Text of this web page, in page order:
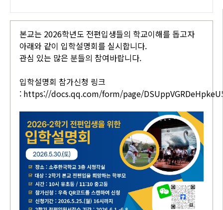
본교는 2026학년도 전편입생들의 학교이해를 돕고자
아래와 같이 입학설명회를 실시합니다.
관심 있는 많은 분들의 참여바랍니다.
입학설명회 참가신청 링크
: https://docs.qq.com/form/page/